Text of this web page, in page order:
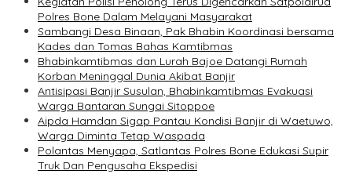
Polres Bone Dalam Melayani Masyarakat
Sambangi Desa Binaan, Pak Bhabin Koordinasi bersama
Kades dan Tomas Bahas Kamtibmas
Bhabinkamtibmas dan Lurah Bajoe Datangi Rumah
Korban Meninggal Dunia Akibat Banjir
Antisipasi Banjir Susulan, Bhabinkamtibmas Evakuasi
Warga Bantaran Sungai Sitoppoe
Aipda Hamdan Sigap Pantau Kondisi Banjir di Waetuwo,
Warga Diminta Tetap Waspada
Polantas Menyapa, Satlantas Polres Bone Edukasi Supir
Truk Dan Pengusaha Ekspedisi